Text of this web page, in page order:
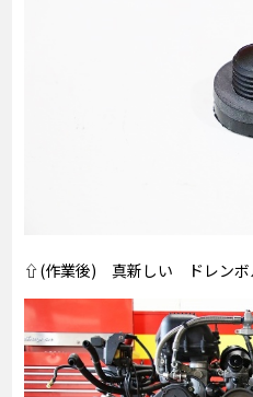
⇧(作業後) 真新しい ドレンボ